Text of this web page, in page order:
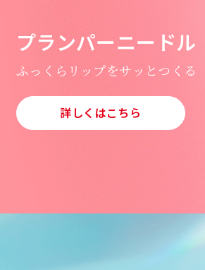
プランパーニードル
ふっくらリップをサッとつくる
詳しくはこちら